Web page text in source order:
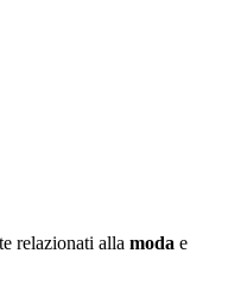
relazionati alla moda e